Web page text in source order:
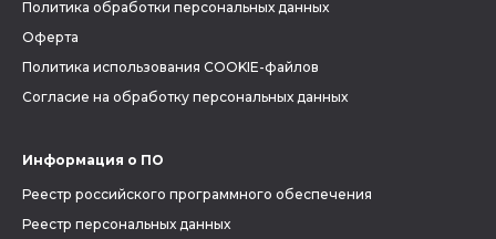
Политика обработки персональных данных
Оферта
Политика использования COOKIE-файлов
Согласие на обработку персональных данных
Информация о ПО
Реестр российского программного обеспечения
Реестр персональных данных